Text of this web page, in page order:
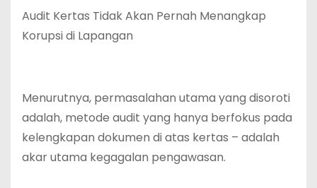
Audit Kertas Tidak Akan Pernah Menangkap
Korupsi di Lapangan
Menurutnya, permasalahan utama yang disoroti
adalah, metode audit yang hanya berfokus pada
kelengkapan dokumen di atas kertas – adalah
akar utama kegagalan pengawasan.